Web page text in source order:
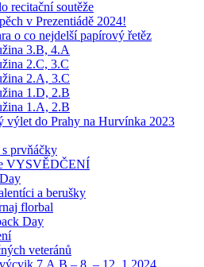
recitační soutěže
v Prezentiádě 2024!
o co nejdelší papírový řetěz
3.B, 4.A
2.C, 3.C
2.A, 3.C
1.D, 2.B
1.A, 2.B
výlet do Prahy na Hurvínka 2023
prvňáčky
VYSVĚDČENÍ
a berušky
florbal
Day
veteránů